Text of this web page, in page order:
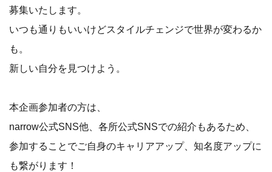
募集いたします。
いつも通りもいいけどスタイルチェンジで世界が変わるか
も。
新しい自分を見つけよう。
本企画参加者の方は、
narrow公式SNS他、各所公式SNSでの紹介もあるため、
参加することでご自身のキャリアアップ、知名度アップに
も繋がります！